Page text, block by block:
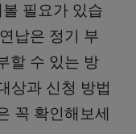
필요가 있습
납은 정기 부
할 수 있는 방
상과 신청 방법
꼭 확인해보세